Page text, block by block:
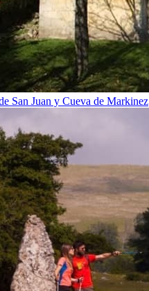
San Juan y Cueva de Markinez